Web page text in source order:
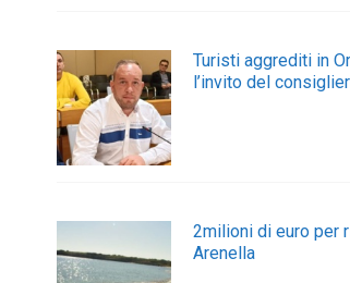
Turisti aggrediti in
l’invito del
2milioni di euro per
Arenella